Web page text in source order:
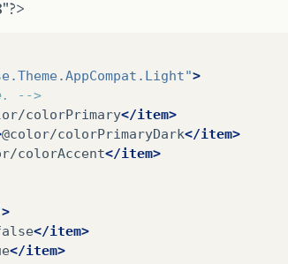
>
-->
colorPrimary</item>
@color/colorPrimaryDark</item>
colorAccent</item>
>
</item>
</item>